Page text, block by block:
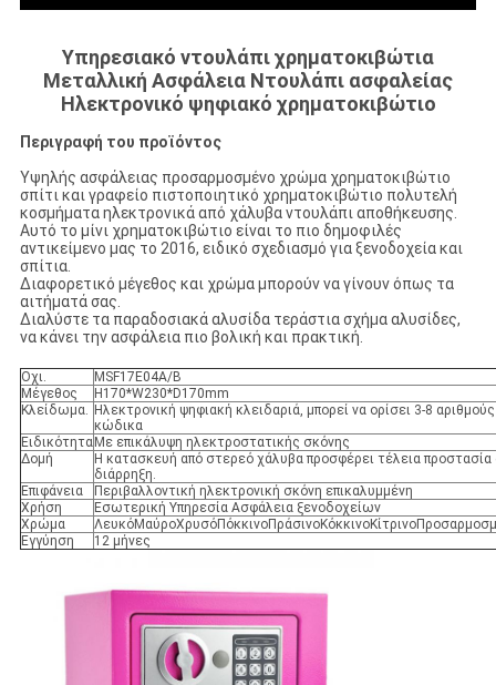
Υπηρεσιακό ντουλάπι χρηματοκιβώτια
Μεταλλική Ασφάλεια Ντουλάπι ασφαλείας
Ηλεκτρονικό ψηφιακό χρηματοκιβώτιο
Περιγραφή του προϊόντος
Υψηλής ασφάλειας προσαρμοσμένο χρώμα χρηματοκιβώτιο
σπίτι και γραφείο πιστοποιητικό χρηματοκιβώτιο πολυτελή
κοσμήματα ηλεκτρονικά από χάλυβα ντουλάπι αποθήκευσης.
Αυτό το μίνι χρηματοκιβώτιο είναι το πιο δημοφιλές
αντικείμενο μας το 2016, ειδικό σχεδιασμό για ξενοδοχεία και
σπίτια.
Διαφορετικό μέγεθος και χρώμα μπορούν να γίνουν όπως τα
αιτήματά σας.
Διαλύστε τα παραδοσιακά αλυσίδα τεράστια σχήμα αλυσίδες,
να κάνει την ασφάλεια πιο βολική και πρακτική.
Οχι.
MSF17E04A/B
Μέγεθος
H170*W230*D170mm
Κλείδωμα. Ηλεκτρονική ψηφιακή κλειδαριά, μπορεί να ορίσει 3-8 αριθμούς
κώδικα
Ειδικότητα Με επικάλυψη ηλεκτροστατικής σκόνης
Δομή
Η κατασκευή από στερεό χάλυβα προσφέρει τέλεια προστασία
διάρρηξη.
Επιφάνεια
Περιβαλλοντική ηλεκτρονική σκόνη επικαλυμμένη
Χρήση
Εσωτερική Υπηρεσία Ασφάλεια ξενοδοχείων
Χρώμα
Εγγύηση
12 μήνες